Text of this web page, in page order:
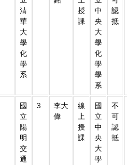
清
華
大
學
化
學
系
授
課
中
央
大
學
化
學
學
系
認
抵
國
立
陽
明
交
通
3
李大
偉
線
上
授
課
國
立
中
央
大
學
不
可
認
抵